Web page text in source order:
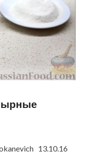
13.10.16